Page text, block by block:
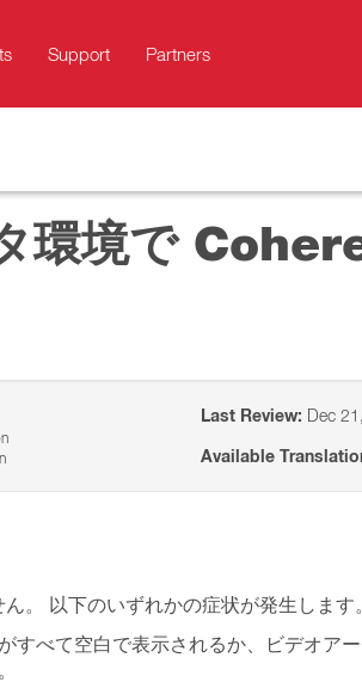
Support Partners
環境で
Last Review: Dec
Available
。 以下のいずれかの症状が発生します。
すべて空白で表示されるか、ビデオアー